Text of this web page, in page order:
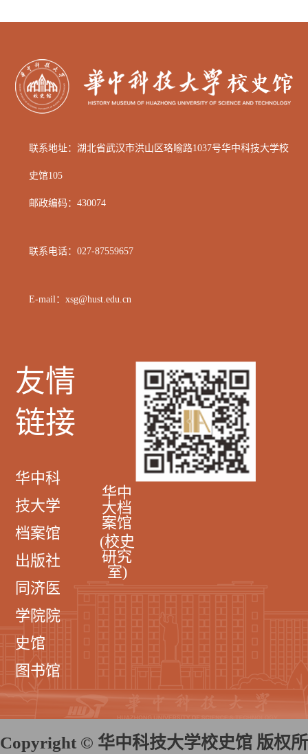
联系地址：湖北省武汉市洪山区珞喻路1037号华中科技大学校
史馆105
邮政编码：430074
联系电话：027-87559657
E-mail：xsg@hust.edu.cn
友情
链接
华中科
技大学
档案馆
出版社
同济医
学院院
史馆
图书馆
华中
大档
案馆
(校史
研究
室)
Copyright © 华中科技大学校史馆 版权所